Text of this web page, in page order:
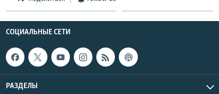
СОЦИАЛЬНЫЕ СЕТИ
РАЗДЕЛЫ